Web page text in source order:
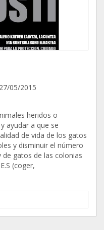
27/05/2015
heridos o
ayudar a que se
de vida de los gatos
y disminuir el número
gatos de las colonias
(coger,